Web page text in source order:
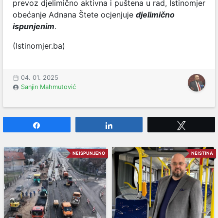
prevoz djelimično aktivna i puštena u rad, Istinomjer
obećanje Adnana Štete ocjenjuje djelimično
ispunjenim.
(Istinomjer.ba)
04. 01. 2025
Sanjin Mahmutović
NEISPUNJENO NEISTINA